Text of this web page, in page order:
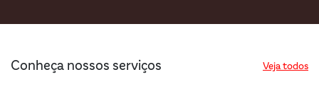
Conheça nossos serviços Veja todos